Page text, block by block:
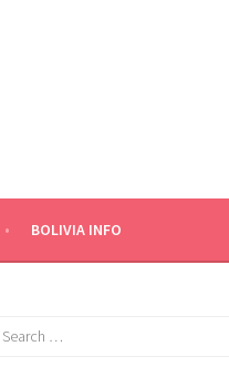
BOLIVIA INFO
Search